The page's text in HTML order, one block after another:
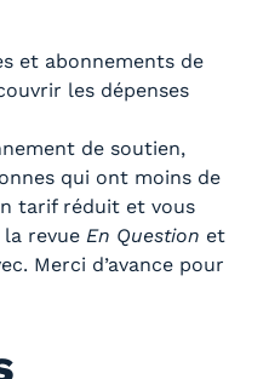
et abonnements de
les dépenses
de soutien,
qui ont moins de
tarif réduit et vous
revue En Question et
Merci d’avance pour